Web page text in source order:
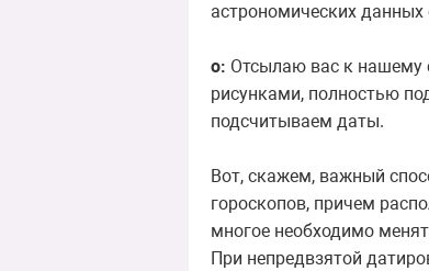
астрономических
о: Отсылаю вас к нашему
рисунками, полностью
подсчитываем даты.
Вот, скажем, важный
гороскопов, причем
многое необходимо
При непредвзятой